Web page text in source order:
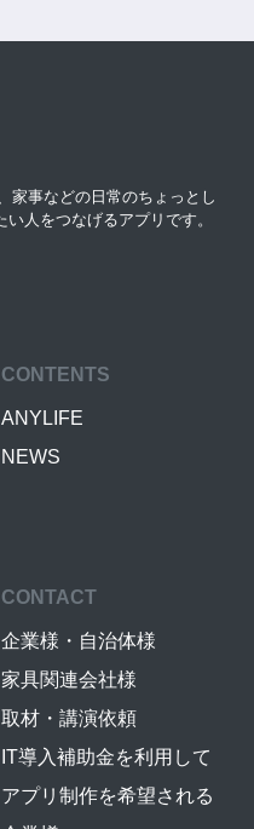
家事などの日常のちょっとし
人をつなげるアプリです。
CONTENTS
ANYLIFE
NEWS
CONTACT
企業様・自治体様
家具関連会社様
取材・講演依頼
IT導入補助金を利用して
アプリ制作を希望される